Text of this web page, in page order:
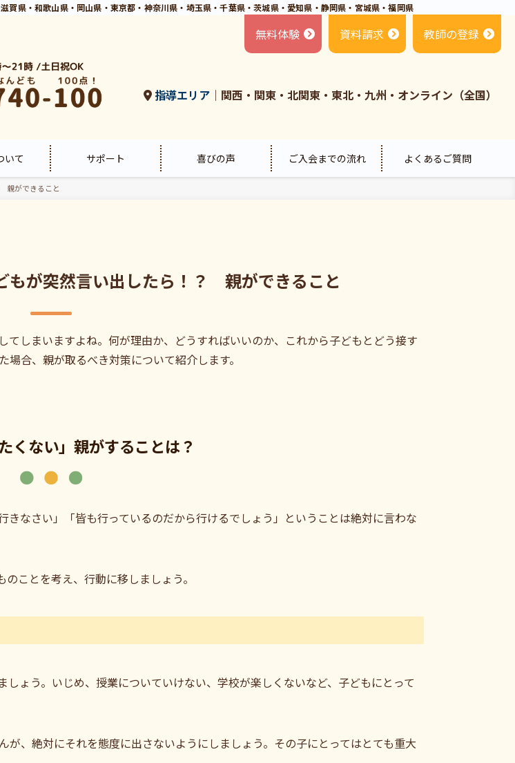
県・和歌山県・岡山県・東京都・神奈川県・埼玉県・千葉県・茨城県・愛知県・静岡県・宮城県・福岡県
いて サポート 喜びの声 ご入会までの流れ よくあるご質問
指導エリア｜関西・関東・北関東・東北・九州・オンライン（全国）
無料体験 資料請求 教師の登録
親ができること
もが突然言い出したら！？ 親ができること
しまいますよね。何が理由か、どうすればいいのか、これから子どもとどう接す
合、親が取るべき対策について紹介します。
くない」親がすることは？
なさい」「皆も行っているのだから行けるでしょう」ということは絶対に言わな
ことを考え、行動に移しましょう。
ょう。いじめ、授業についていけない、学校が楽しくないなど、子どもにとって
、絶対にそれを態度に出さないようにしましょう。その子にとってはとても重大